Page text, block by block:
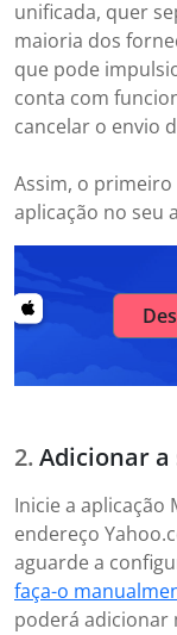
unificada, quer
maioria dos
que pode
conta com
cancelar o envio
Assim, o primeiro
aplicação no seu
Adicionar a
Inicie a aplicação
endereço
aguarde a
faça-o
poderá adicionar